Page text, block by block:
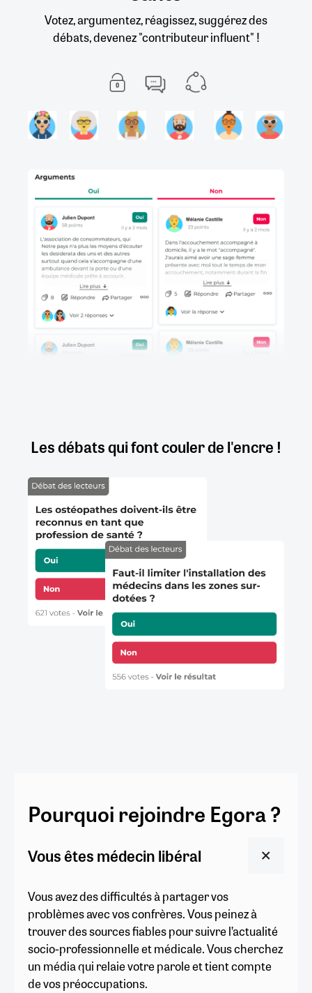
Votez, argumentez, réagissez, suggérez des
débats, devenez "contributeur influent" !
Les débats qui font couler de l'encre !
Pourquoi rejoindre Egora ?
Vous êtes médecin libéral
Vous avez des difficultés à partager vos
problèmes avec vos confrères. Vous peinez à
trouver des sources fiables pour suivre l’actualité
socio-professionnelle et médicale. Vous cherchez
un média qui relaie votre parole et tient compte
de vos préoccupations.